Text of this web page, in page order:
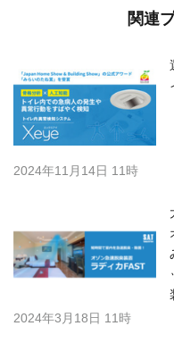
関連
2024年11月14日 11時
2024年3月18日 11時